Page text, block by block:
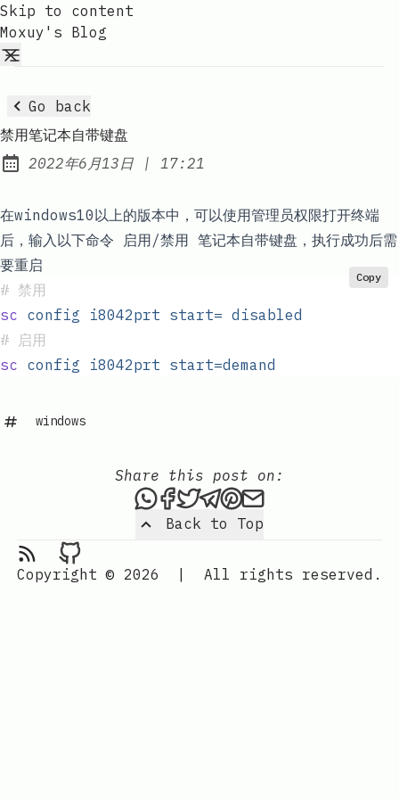
Skip to content
Moxuy's Blog
Go back
禁用笔记本自带键盘
Published:
2022年6月13日 | at
17:21
在windows10以上的版本中，可以使用管理员权限打开终端
后，输入以下命令 启用/禁用 笔记本自带键盘，执行成功后需
要重启
# 禁用
sc config i8042prt start= disabled
# 启用
sc config i8042prt start=demand
Copy
windows
Back to Top
Share this post on:
Share this post via
Share this post on
Tweet this post
Share this post via
Share this post
Share this
RSS Feed
Moxuy's Blog on Github
Copyright © 2026
| All rights reserved.